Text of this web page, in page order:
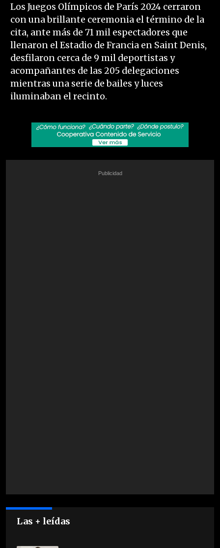
Los Juegos Olímpicos de París 2024 cerraron
con una brillante ceremonia el término de la
cita, ante más de 71 mil espectadores que
llenaron el Estadio de Francia en Saint Denis,
desfilaron cerca de 9 mil deportistas y
acompañantes de las 205 delegaciones
mientras una serie de bailes y luces
iluminaban el recinto.
Las + leídas